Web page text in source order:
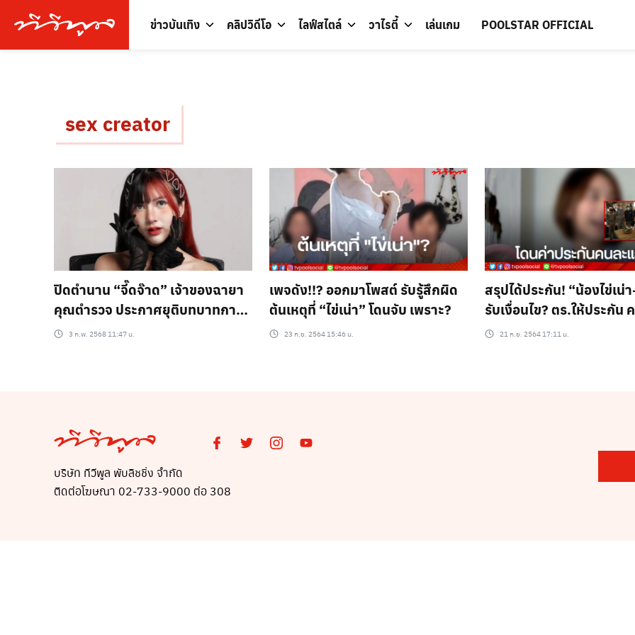
ข่าวบันเทิง คลิปวิดีโอ ไลฟ์สไตล์ วาไรตี้ เล่นเกม POOLSTAR OFFICIAL
sex creator
ปิดตำนาน “จี๊ดจ๊าด” เจ้าของฉายา
คุณตำรวจ ประกาศยุติบทบาทการ
เป็น Sex Creator หลังเลิกทำคอน
3 ก.พ. 2568 11:47 น.
เพจดัง!!? ออกมาโพสต์ รับรู้สึกผิด
ต้นเหตุที่ “ไข่เน่า” โดนจับ เพราะ?
23 ก.ย. 2564 15:46 น.
สรุปได้ประกัน! “น้องไข่เน่
รับเงื่อนไข? ตร.ให้ประกัน
แสนบาท
21 ก.ย. 2564 17:11 น.
บริษัท ทีวีพูล พับลิชชิ่ง จำกัด
ติดต่อโฆษณา 02-733-9000 ต่อ 308